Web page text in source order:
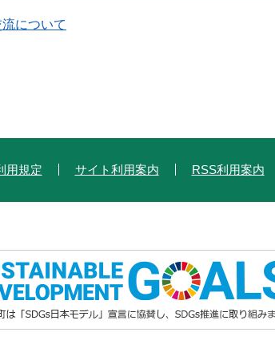
について
用規定 サイト利用案内 RSS利用案内